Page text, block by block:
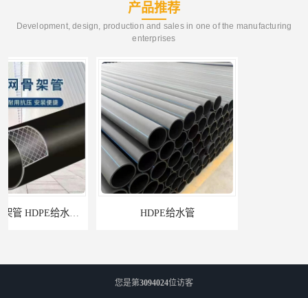
产品推荐
Development, design, production and sales in one of the manufacturing
enterprises
HDPE给水管 佛山Pe给水管电话 支持送货上门
您是第3094024位访客